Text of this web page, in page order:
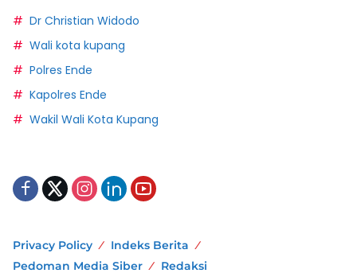
Dr Christian Widodo
Wali kota kupang
Polres Ende
Kapolres Ende
Wakil Wali Kota Kupang
Privacy Policy
Indeks Berita
Pedoman Media Siber
Redaksi